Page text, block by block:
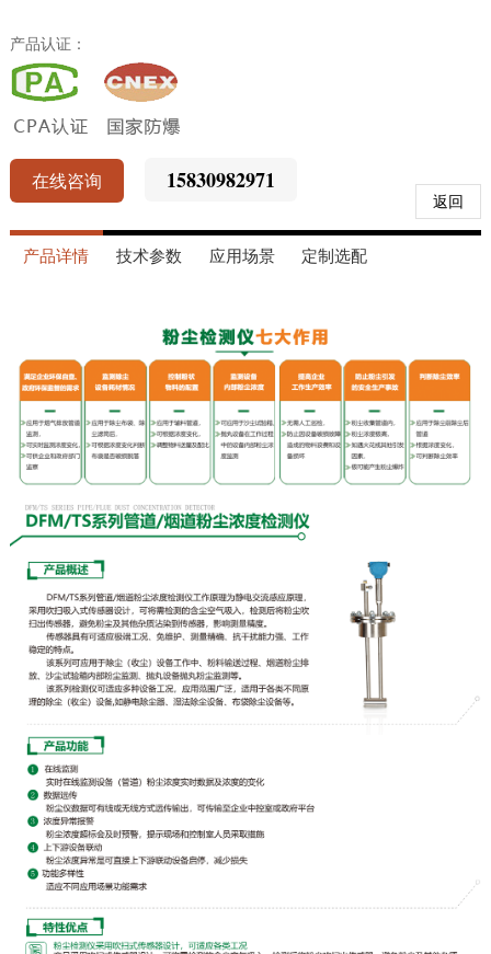
返回
产品认证：
在线咨询 15830982971
产品详情 技术参数 应用场景 定制选配